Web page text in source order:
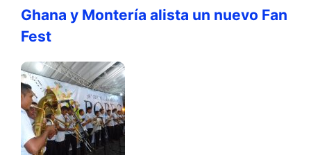
Ghana y Montería alista un nuevo Fan
Fest